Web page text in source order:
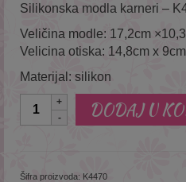
Silikonska modla karneri –
Veličina modle: 17,2cm
Velicina otiska: 14,8cm x 9cm
Materijal: silikon
Količina
DODAJ U
Šifra proizvoda: K4470